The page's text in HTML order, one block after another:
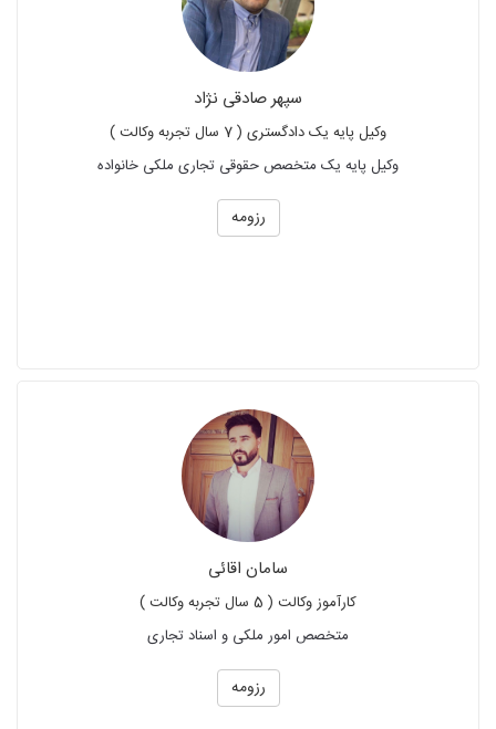
سپهر صادقی نژاد
وکیل پایه یک دادگستری ( 7 سال تجربه وکالت )
وکیل پایه یک متخصص حقوقی تجاری ملکی خانواده
رزومه
سامان اقائی
کارآموز وکالت ( 5 سال تجربه وکالت )
متخصص امور ملکی و اسناد تجاری
رزومه